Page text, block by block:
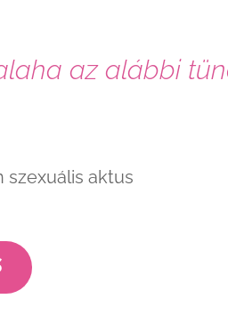
az alábbi
szexuális aktus